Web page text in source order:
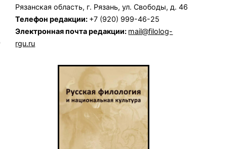
Рязанская область, г. Рязань, ул. Свободы, д. 46
Телефон редакции: +7 (920) 999-46-25
Электронная почта редакции: mail@filolog-
rgu.ru